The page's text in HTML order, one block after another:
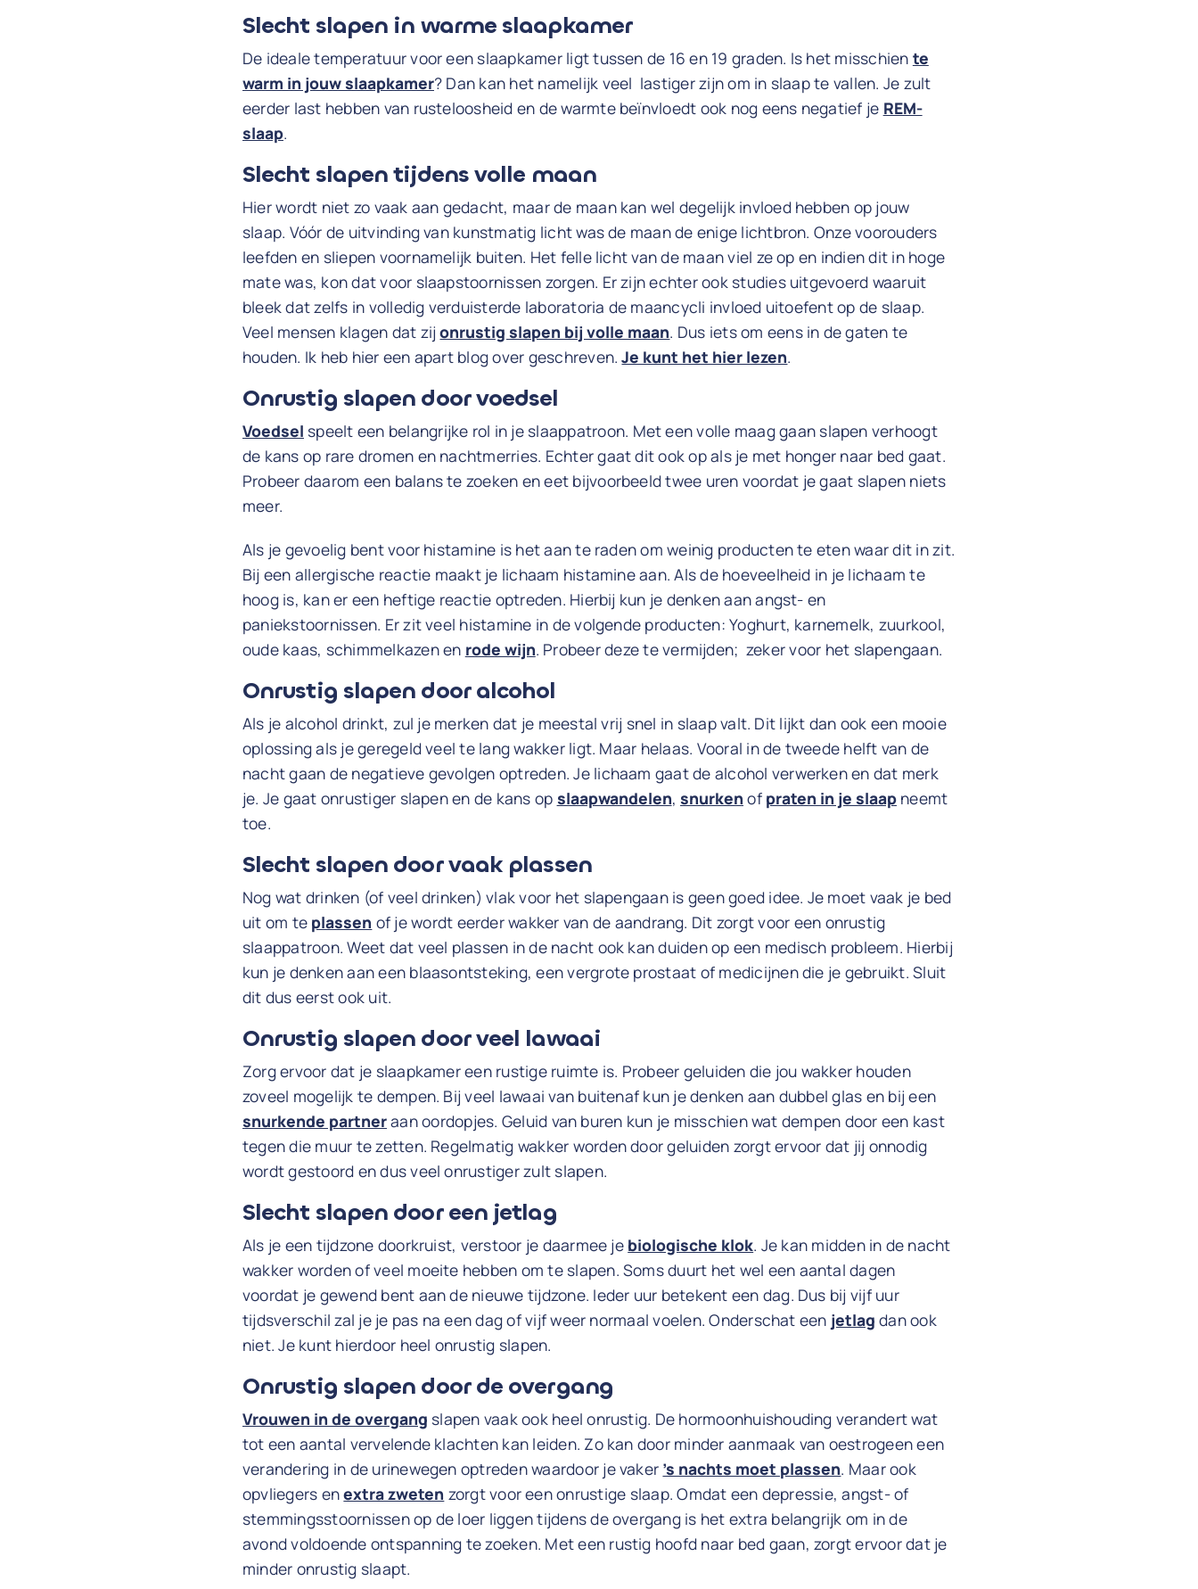
Slecht slapen in warme slaapkamer
De ideale temperatuur voor een slaapkamer ligt tussen de 16 en 19 graden. Is het misschien te
warm in jouw slaapkamer? Dan kan het namelijk veel lastiger zijn om in slaap te vallen. Je zult
eerder last hebben van rusteloosheid en de warmte beïnvloedt ook nog eens negatief je REM-
slaap.
Slecht slapen tijdens volle maan
Hier wordt niet zo vaak aan gedacht, maar de maan kan wel degelijk invloed hebben op jouw
slaap. Vóór de uitvinding van kunstmatig licht was de maan de enige lichtbron. Onze voorouders
leefden en sliepen voornamelijk buiten. Het felle licht van de maan viel ze op en indien dit in hoge
mate was, kon dat voor slaapstoornissen zorgen. Er zijn echter ook studies uitgevoerd waaruit
bleek dat zelfs in volledig verduisterde laboratoria de maancycli invloed uitoefent op de slaap.
Veel mensen klagen dat zijonrustig slapen bij volle maan. Dus iets om eens in de gaten te
houden. Ik heb hier een apart blog over geschreven.Je kunt het hier lezen.
Onrustig slapen door voedsel
Voedsel speelt een belangrijke rol in je slaappatroon. Met een volle maag gaan slapen verhoogt
de kans op rare dromen en nachtmerries. Echter gaat dit ook op als je met honger naar bed gaat.
Probeer daarom een balans te zoeken en eet bijvoorbeeld twee uren voordat je gaat slapen niets
meer.
Als je gevoelig bent voor histamine is het aan te raden om weinig producten te eten waar dit in zit.
Bij een allergische reactie maakt je lichaam histamine aan. Als de hoeveelheid in je lichaam te
hoog is, kan er een heftige reactie optreden. Hierbij kun je denken aan angst- en
paniekstoornissen. Er zit veel histamine in de volgende producten: Yoghurt, karnemelk, zuurkool,
oude kaas, schimmelkazen en rode wijn. Probeer deze te vermijden; zeker voor het slapengaan.
Onrustig slapen door alcohol
Als je alcohol drinkt, zul je merken dat je meestal vrij snel in slaap valt. Dit lijkt dan ook een mooie
oplossing als je geregeld veel te lang wakker ligt. Maar helaas. Vooral in de tweede helft van de
nacht gaan de negatieve gevolgen optreden. Je lichaam gaat de alcohol verwerken en dat merk
je. Je gaat onrustiger slapen en de kans op slaapwandelen,snurken of praten in je slaap neemt
toe.
Slecht slapen door vaak plassen
Nog wat drinken (of veel drinken) vlak voor het slapengaan is geen goed idee. Je moet vaak je bed
uit om te plassen of je wordt eerder wakker van de aandrang. Dit zorgt voor een onrustig
slaappatroon. Weet dat veel plassen in de nacht ook kan duiden op een medisch probleem. Hierbij
kun je denken aan een blaasontsteking, een vergrote prostaat of medicijnen die je gebruikt. Sluit
dit dus eerst ook uit.
Onrustig slapen door veel lawaai
Zorg ervoor dat je slaapkamer een rustige ruimte is. Probeer geluiden die jou wakker houden
zoveel mogelijk te dempen. Bij veel lawaai van buitenaf kun je denken aan dubbel glas en bij een
snurkende partneraan oordopjes. Geluid van buren kun je misschien wat dempen door een kast
tegen die muur te zetten. Regelmatig wakker worden door geluiden zorgt ervoor dat jij onnodig
wordt gestoord en dus veel onrustiger zult slapen.
Slecht slapen door een jetlag
Als je een tijdzone doorkruist, verstoor je daarmee je biologische klok. Je kan midden in de nacht
wakker worden of veel moeite hebben om te slapen. Soms duurt het wel een aantal dagen
voordat je gewend bent aan de nieuwe tijdzone. Ieder uur betekent een dag. Dus bij vijf uur
tijdsverschil zal je je pas na een dag of vijf weer normaal voelen. Onderschat een jetlag dan ook
niet. Je kunt hierdoor heel onrustig slapen.
Onrustig slapen door de overgang
Vrouwen in de overgang slapen vaak ook heel onrustig. De hormoonhuishouding verandert wat
tot een aantal vervelende klachten kan leiden. Zo kan door minder aanmaak van oestrogeen een
verandering in de urinewegen optreden waardoor je vaker ’s nachts moet plassen. Maar ook
opvliegers enextra zweten zorgt voor een onrustige slaap. Omdat een depressie, angst- of
stemmingsstoornissen op de loer liggen tijdens de overgang is het extra belangrijk om in de
avond voldoende ontspanning te zoeken. Met een rustig hoofd naar bed gaan, zorgt ervoor dat je
minder onrustig slaapt.